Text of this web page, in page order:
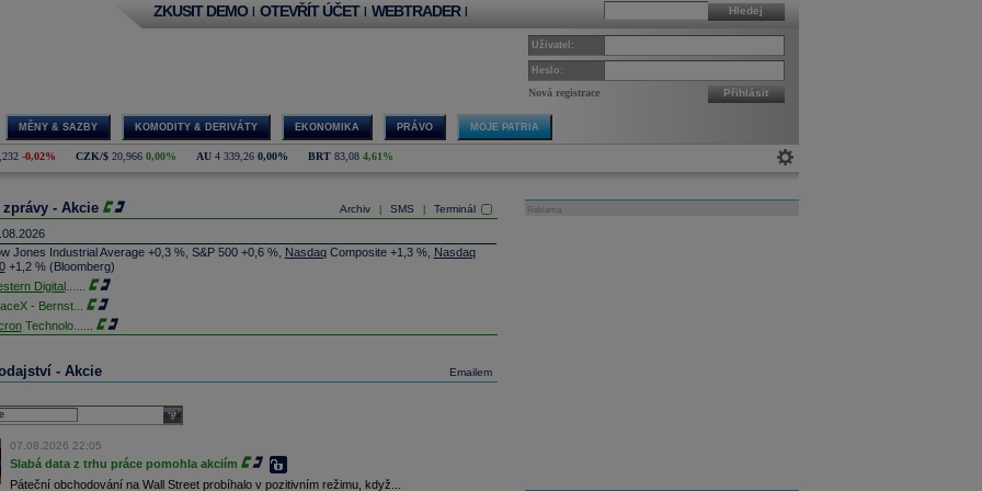
Hledej
ZKUSIT DEMO | OTEVŘÍT ÚČET | WEBTRADER |
Uživatel:
Heslo:
Nová registrace Přihlásit
MĚNY & SAZBY KOMODITY & DERIVÁTY EKONOMIKA PRÁVO MOJE PATRIA
-0,02% CZK/$ 20,966 0,00% AU 4 339,26 0,00% BRT 83,08 4,61%
Archiv SMS Terminál
zprávy - Akcie
Jones Industrial Average +0,3 %, S&P 500 +0,6 %, NasdaqComposite +1,3 %, Nasdaq
+1,2 % (Bloomberg)
Digital......
- Bernst...
Technolo......
obchodů s akciemi na pražské burze za dnešní den je 0,831 mld. Kč. Průměrný objem
za poslední rok je 0,665 mld. Kč.
výroby balistických střel ATACMS ve spolupráci s americkou firmou
dobu potrvá. Agentuře Reuters to řekl generální ředitel německé zbrojovky
Papperger. Společná výroba s Lockheedem v Německu by podle něj mohla pomoci
arzenál Spojeným státům, které mají zvýšenou spotřebu střel kvůli válce s Íránem
Emailem
- Akcie
select
07.08.2026 22:05
Slabá data z trhu práce pomohla akciím
Páteční obchodování na Wall Street probíhalo v pozitivním režimu, když...
Reklama